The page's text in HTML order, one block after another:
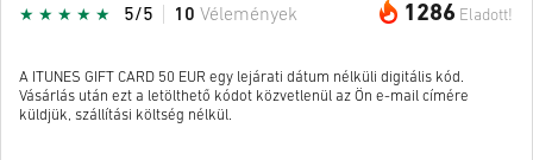
1286 Eladott!
5/5 10 Vélemények
A ITUNES GIFT CARD 50 EUR egy lejárati dátum nélküli digitális kód.
Vásárlás után ezt a letölthető kódot közvetlenül az Ön e-mail címére
küldjük, szállítási költség nélkül.